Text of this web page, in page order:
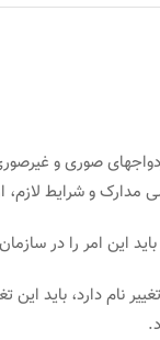
صوری و
مدارک و شرایط لازم،
نام دارد، باید این